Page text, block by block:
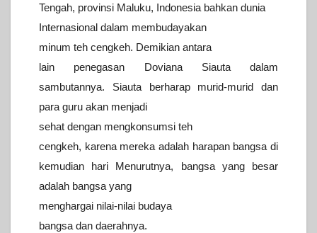
Tengah, provinsi Maluku, Indonesia bahkan dunia
Internasional dalam membudayakan
minum teh cengkeh. Demikian antara
lain penegasan Doviana Siauta dalam
sambutannya.
Siauta berharap murid-murid dan
para guru akan menjadi
sehat dengan mengkonsumsi teh
cengkeh, karena mereka adalah harapan bangsa di
kemudian hari Menurutnya, bangsa yang besar
adalah bangsa yang
menghargai nilai-nilai budaya
bangsa dan daerahnya.